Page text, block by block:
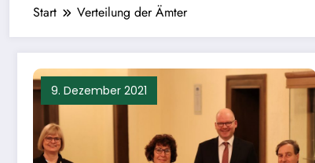
Start Verteilung der Ämter
9. Dezember 2021